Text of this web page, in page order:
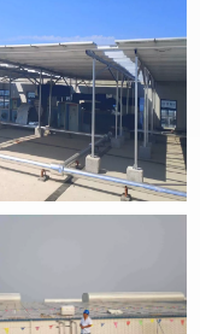
ĐỌC THÊM